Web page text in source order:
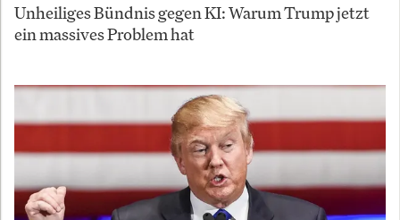
Unheiliges Bündnis gegen KI: Warum Trump jetzt
ein massives Problem hat